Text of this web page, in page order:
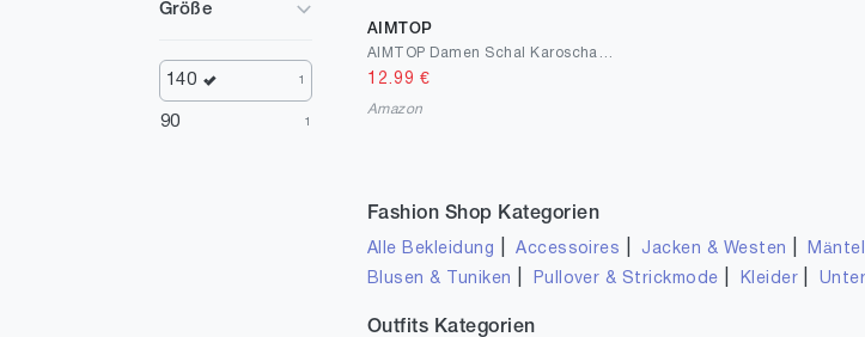
Größe
140 1
90 1
AIMTOP
12.99 €
Amazon
Fashion Shop Kategorien
Alle Bekleidung |Accessoires Jacken & Westen Mäntel
Blusen & Tuniken Pullover & Strickmode Kleider
Outfits Kategorien